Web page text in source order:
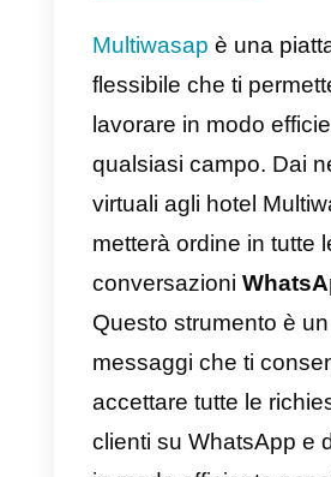
contro di
Multiwasap
Alternative
a
Multiwasap
flessibile che ti
lavorare in modo
qualsiasi campo.
virtuali agli hotel